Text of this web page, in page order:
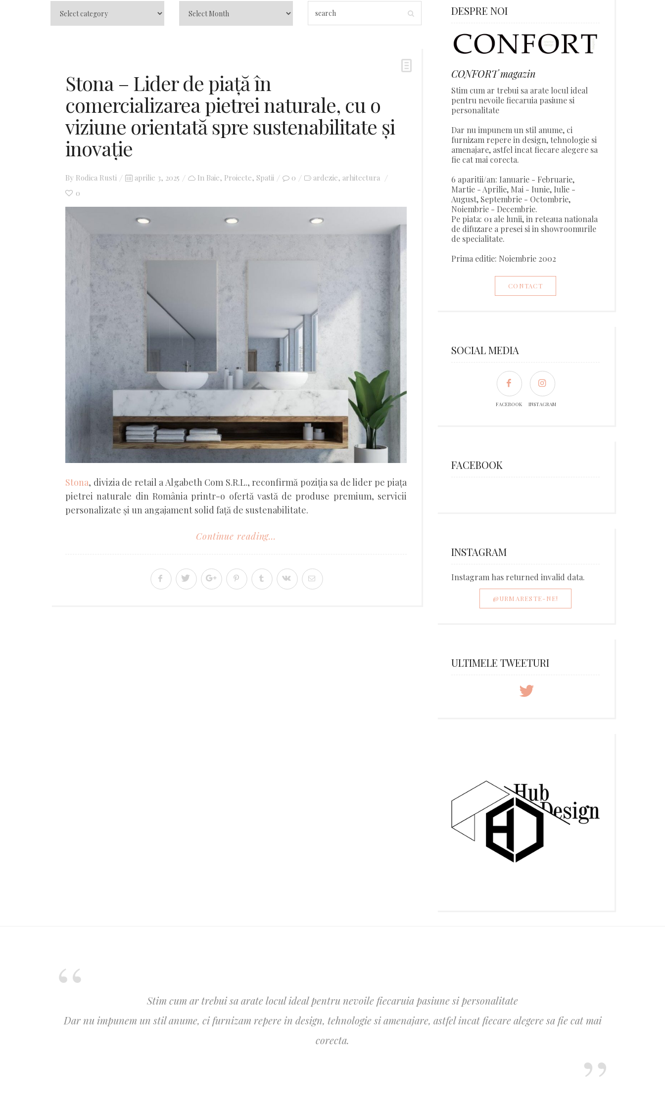
Stona – Lider de piață în
comercializarea pietrei naturale, cu o
viziune orientată spre sustenabilitate și
inovație
By Rodica Rusti
Posted
aprilie 3, 2025 In Baie, Proiecte, Spatii 0 ardezie, arhitectura
0
Stona, divizia de retail a Algabeth Com S.R.L., reconfirmă poziția sa de lider pe piața
pietrei naturale din România printr-o ofertă vastă de produse premium, servicii
personalizate și un angajament solid față de sustenabilitate.
Continue reading...
DESPRE NOI
CONFORT magazin
Stim cum ar trebui sa arate locul ideal
pentru nevoile fiecaruia pasiune si
personalitate
Dar nu impunem un stil anume, ci
furnizam repere in design, tehnologie si
amenajare, astfel incat fiecare alegere sa
fie cat mai corecta.
6 aparitii/an: Ianuarie - Februarie,
Martie - Aprilie, Mai - Iunie, Iulie -
August, Septembrie - Octombrie,
Noiembrie - Decembrie.
Pe piata: 01 ale lunii, in reteaua nationala
de difuzare a presei si in showroomurile
de specialitate.
Prima editie: Noiembrie 2002
CONTACT
SOCIAL MEDIA
FACEBOOK INSTAGRAM
FACEBOOK
INSTAGRAM
Instagram has returned invalid data.
@URMARESTE-NE!
ULTIMELE TWEETURI
Stim cum ar trebui sa arate locul ideal pentru nevoile fiecaruia pasiune si personalitate
Dar nu impunem un stil anume, ci furnizam repere in design, tehnologie si amenajare, astfel incat fiecare alegere sa fie cat mai
corecta.